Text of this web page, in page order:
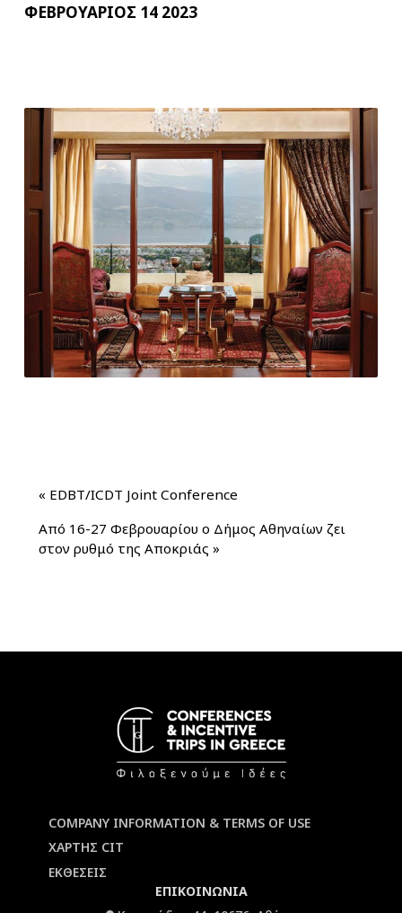
ΦΕΒΡΟΥΑΡΙΟΣ 14 2023
« EDBT/ICDT Joint Conference
Από 16-27 Φεβρουαρίου ο Δήμος Αθηναίων ζει
στον ρυθμό της Αποκριάς »
COMPANY INFORMATION & TERMS OF USE
ΧΑΡΤΗΣ CIT
ΕΚΘΕΣΕΙΣ
ΕΠΙΚΟΙΝΩΝΙΑ